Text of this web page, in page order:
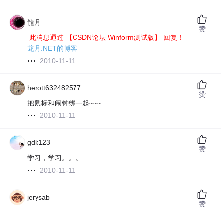
龍月
此消息通过 【CSDN论坛 Winform测试版】 回复！
龙月.NET的博客
2010-11-11
赞
herott632482577
把鼠标和闹钟绑一起~~~
2010-11-11
赞
gdk123
学习，学习。。。
2010-11-11
赞
jerysab
赞